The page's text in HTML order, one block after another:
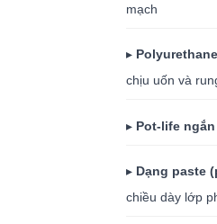
mạch
▸
chịu uốn và
▸ Pot-life
▸ Dạng paste
chiều dày lớp